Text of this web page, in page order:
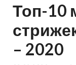
Топ-10
– 2020